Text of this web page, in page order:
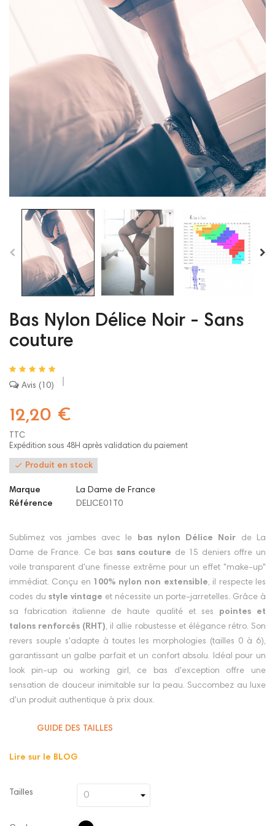
Bas Nylon Délice Noir - Sans
couture
Avis 10
12,20 €
TTC
Expédition sous 48H après validation du paiement
 Produit en stock
Marque
La Dame de France
Référence
DELICE01T0
Sublimez vos jambes avec le bas nylon Délice Noir de La
Dame de France. Ce bas sans couture de 15 deniers offre un
voile transparent d'une finesse extrême pour un effet "make-up"
immédiat. Conçu en 100% nylon non extensible, il respecte les
codes du style vintage et nécessite un porte-jarretelles. Grâce à
sa fabrication italienne de haute qualité et ses pointes et
talons renforcés (RHT), il allie robustesse et élégance rétro. Son
revers souple s'adapte à toutes les morphologies (tailles 0 à 6),
garantissant un galbe parfait et un confort absolu. Idéal pour un
look pin-up ou working girl, ce bas d'exception offre une
sensation de douceur inimitable sur la peau. Succombez au luxe
d'un produit authentique à prix doux.
GUIDE DES TAILLES
Lire sur le BLOG
Tailles